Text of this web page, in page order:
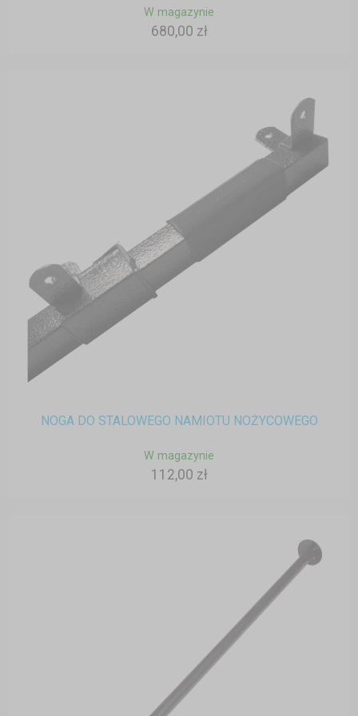
W magazynie
680,00 zł
NOGA DO STALOWEGO NAMIOTU NOŻYCOWEGO
W magazynie
112,00 zł